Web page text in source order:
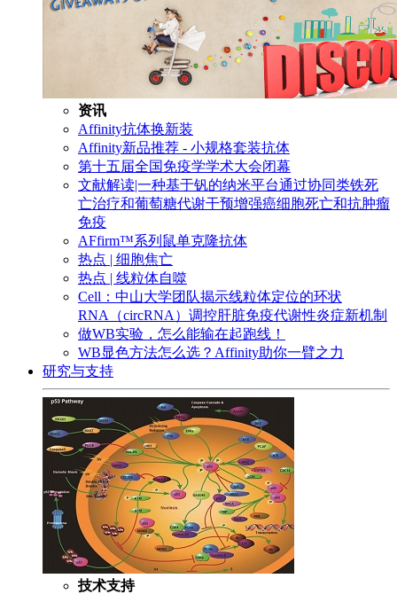
资讯
Affinity抗体换新装
Affinity新品推荐 - 小规格套装抗体
第十五届全国免疫学学术大会闭幕
文献解读|一种基于钒的纳米平台通过协同类铁死
亡治疗和葡萄糖代谢干预增强癌细胞死亡和抗肿瘤
免疫
AFfirm™系列鼠单克隆抗体
热点 | 细胞焦亡
热点 | 线粒体自噬
Cell：中山大学团队揭示线粒体定位的环状
RNA（circRNA）调控肝脏免疫代谢性炎症新机制
做WB实验，怎么能输在起跑线！
WB显色方法怎么选？Affinity助你一臂之力
研究与支持
技术支持